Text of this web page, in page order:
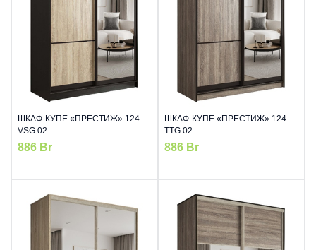
ШКАФ-КУПЕ «ПРЕСТИЖ» 124
VSG.02
886 Br
ШКАФ-КУПЕ «ПРЕСТИЖ» 124
TTG.02
886 Br